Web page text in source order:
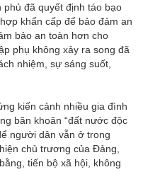
đã quyết định táo bạo
khẩn cấp để bảo đảm an
bảo an toàn hơn cho
phụ không xảy ra song đã
nhiệm, sự sáng suốt,
kiến cảnh nhiều gia đình
băn khoăn “đất nước độc
người dân vẫn ở trong
chủ trương của Đảng,
tiến bộ xã hội, không